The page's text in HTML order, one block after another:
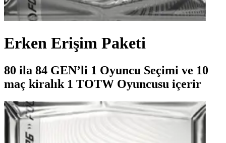
Erken Erişim Paketi
80 ila 84 GEN’li 1 Oyuncu Seçimi ve 10
maç kiralık 1 TOTW Oyuncusu içerir